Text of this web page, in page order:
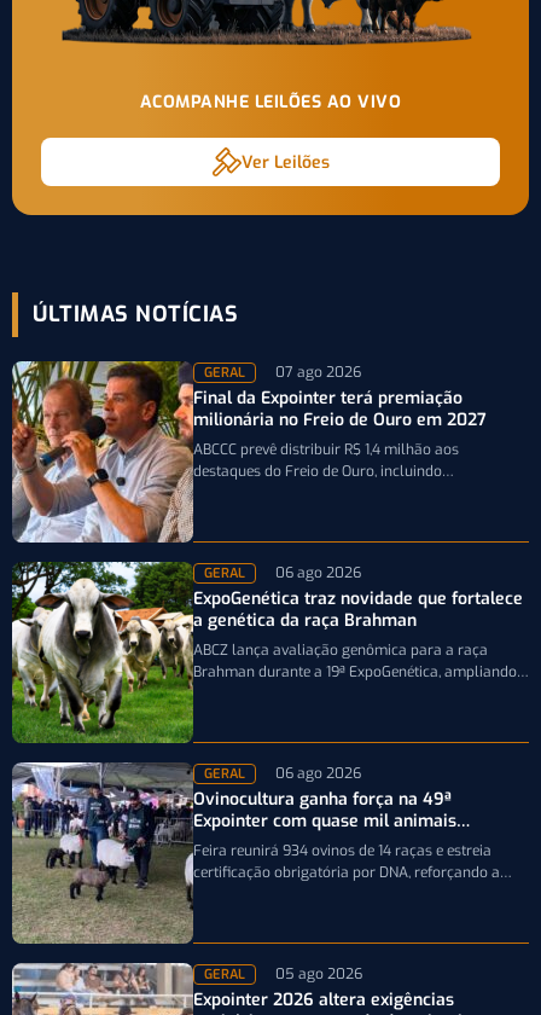
ACOMPANHE LEILÕES AO VIVO
Ver Leilões
ÚLTIMAS NOTÍCIAS
GERAL 07 ago 2026
Final da Expointer terá premiação
milionária no Freio de Ouro em 2027
ABCCC prevê distribuir R$ 1,4 milhão aos
destaques do Freio de Ouro, incluindo
GERAL 06 ago 2026
ExpoGenética traz novidade que fortalece
a genética da raça Brahman
ABCZ lança avaliação genômica para a raça
Brahman durante a 19ª ExpoGenética, ampliando a
GERAL 06 ago 2026
Ovinocultura ganha força na 49ª
Expointer com quase mil animais
inscritos
Feira reunirá 934 ovinos de 14 raças e estreia
certificação obrigatória por DNA, reforçando a
GERAL 05 ago 2026
Expointer 2026 altera exigências